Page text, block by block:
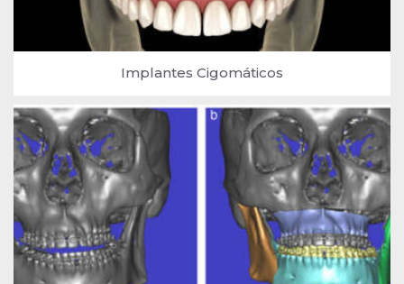
Implantes Cigomáticos